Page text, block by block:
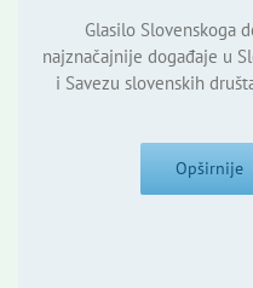
Glasilo Slovenskoga
najznačajnije događaje u
i Savezu slovenskih
Opširnije